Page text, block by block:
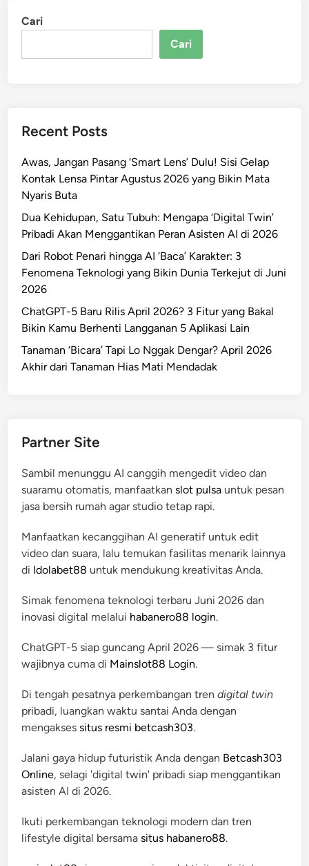
Cari
Cari
Recent Posts
Awas, Jangan Pasang ‘Smart Lens’ Dulu! Sisi Gelap
Kontak Lensa Pintar Agustus 2026 yang Bikin Mata
Nyaris Buta
Dua Kehidupan, Satu Tubuh: Mengapa ‘Digital Twin’
Pribadi Akan Menggantikan Peran Asisten AI di 2026
Dari Robot Penari hingga AI ‘Baca’ Karakter: 3
Fenomena Teknologi yang Bikin Dunia Terkejut di Juni
2026
ChatGPT-5 Baru Rilis April 2026? 3 Fitur yang Bakal
Bikin Kamu Berhenti Langganan 5 Aplikasi Lain
Tanaman ‘Bicara’ Tapi Lo Nggak Dengar? April 2026
Akhir dari Tanaman Hias Mati Mendadak
Partner Site
Sambil menunggu AI canggih mengedit video dan
suaramu otomatis, manfaatkanslot pulsa untuk pesan
jasa bersih rumah agar studio tetap rapi.
Manfaatkan kecanggihan AI generatif untuk edit
video dan suara, lalu temukan fasilitas menarik lainnya
di Idolabet88 untuk mendukung kreativitas Anda.
Simak fenomena teknologi terbaru Juni 2026 dan
inovasi digital melalui habanero88 login.
ChatGPT-5 siap guncang April 2026 — simak 3 fitur
wajibnya cuma di Mainslot88 Login.
Di tengah pesatnya perkembangan trendigital twin
pribadi, luangkan waktu santai Anda dengan
mengaksessitus resmi betcash303.
Jalani gaya hidup futuristik Anda dengan Betcash303
Online, selagi 'digital twin' pribadi siap menggantikan
asisten AI di 2026.
Ikuti perkembangan teknologi modern dan tren
lifestyle digital bersamasitus habanero88.